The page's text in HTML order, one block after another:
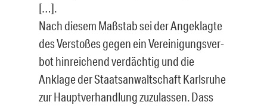
[…].
Nach diesem Maßstab sei der Angeklagte
des Verstoßes gegen ein Vereinigungsver­
bot hinreichend verdächtig und die
Anklage der Staatsanwaltschaft Karlsruhe
zur Hauptverhandlung zuzulassen. Dass